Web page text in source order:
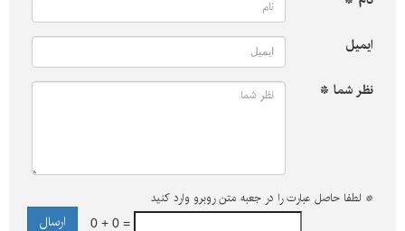
ایمیل
نظر شما *
* لطفا حاصل عبارت را در جعبه متن روبرو وارد کنید
0 + 0 =